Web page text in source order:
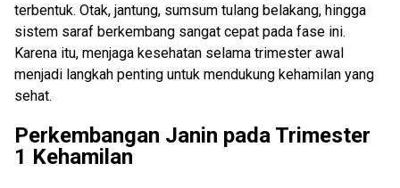
terbentuk. Otak, jantung, sumsum tulang belakang, hingga
sistem saraf berkembang sangat cepat pada fase ini.
Karena itu, menjaga kesehatan selama trimester awal
menjadi langkah penting untuk mendukung kehamilan yang
sehat.
Perkembangan Janin pada Trimester
1 Kehamilan